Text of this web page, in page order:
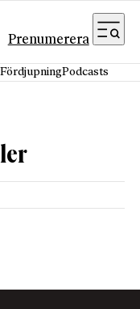
Prenumerera
FördjupningPodcasts